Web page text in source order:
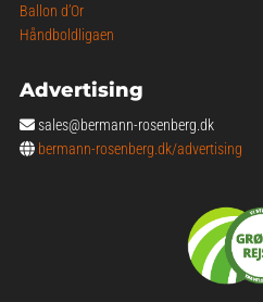
Ballon d’Or
Håndboldligaen
Advertising
sales@bermann-rosenberg.dk
bermann-rosenberg.dk/advertising